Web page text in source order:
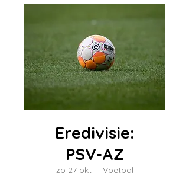
Eredivisie:
PSV-AZ
zo 27 okt
  |
Voetbal